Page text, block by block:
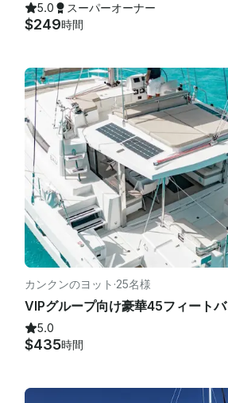
5.0 スーパーオーナー
$249時間
カンクンのヨット ·25名様
5.0
$435時間